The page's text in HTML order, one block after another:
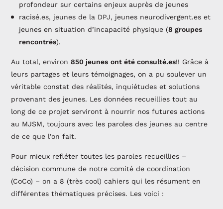
profondeur sur certains enjeux auprès de jeunes
racisé.es, jeunes de la DPJ, jeunes neurodivergent.es et
jeunes en situation d’incapacité physique (8 groupes
rencontrés).
Au total, environ850 jeunes ont été consulté.es!! Grâce à
leurs partages et leurs témoignages, on a pu soulever un
véritable constat des réalités, inquiétudes et solutions
provenant des jeunes. Les données recueillies tout au
long de ce projet serviront à nourrir nos futures actions
au MJSM, toujours avec les paroles des jeunes au centre
de ce que l’on fait.
Pour mieux refléter toutes les paroles recueillies –
décision commune de notre comité de coordination
(CoCo) – on a 8 (très cool) cahiers qui les résument en
différentes thématiques précises. Les voici :